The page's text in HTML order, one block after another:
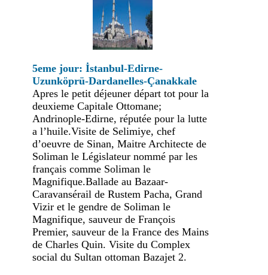
5eme jour: İstanbul-Edirne-
Uzunköprü-Dardanelles-Çanakkale
Apres le petit déjeuner départ tot pour la
deuxieme Capitale Ottomane;
Andrinople-Edirne, réputée pour la lutte
a l’huile.Visite de Selimiye, chef
d’oeuvre de Sinan, Maitre Architecte de
Soliman le Législateur nommé par les
français comme Soliman le
Magnifique.Ballade au Bazaar-
Caravansérail de Rustem Pacha, Grand
Vizir et le gendre de Soliman le
Magnifique, sauveur de François
Premier, sauveur de la France des Mains
de Charles Quin. Visite du Complex
social du Sultan ottoman Bazajet 2.